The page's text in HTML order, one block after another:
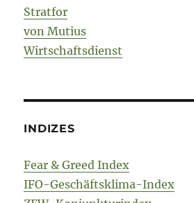
Stratfor
von Mutius
Wirtschaftsdienst
INDIZES
Fear & Greed Index
IFO-Geschäftsklima-Index